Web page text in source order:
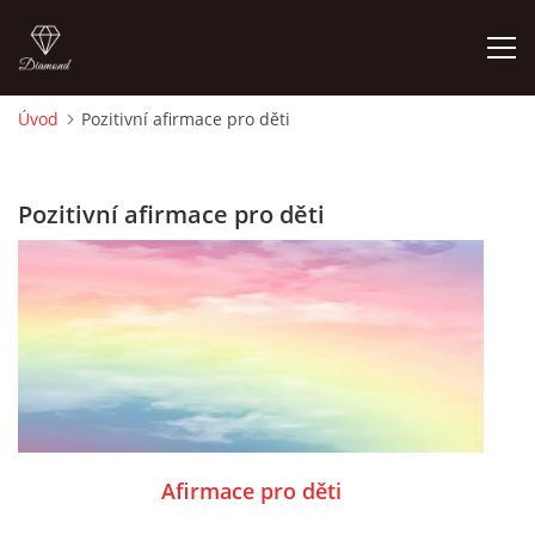
O MĚ
DĚJINY VÝTVARNÉHO UMĚNÍ
NOVINKY ZE ŠKOLSTVÍ 2025
ROČNÍ PLÁN - INSPIRACE /DLE NOVÉHO RVP PV 2025
Úvod Pozitivní afirmace pro děti
Pozitivní afirmace pro děti
Afirmace pro děti